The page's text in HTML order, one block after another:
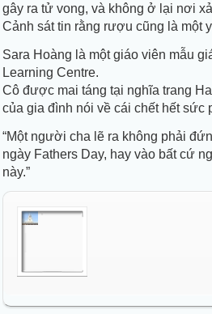
gây ra tử vong, và không ở lại nơi
Cảnh sát tin rằng rượu cũng là một
Sara Hoàng là một giáo viên mẫu
Learning Centre.
Cô được mai táng tại nghĩa trang
của gia đình nói về cái chết hết sức
“Một người cha lẽ ra không phải
ngày Fathers Day, hay vào bất cứ
này.”